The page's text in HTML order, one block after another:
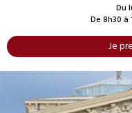
Du
De 8h30 à
Je